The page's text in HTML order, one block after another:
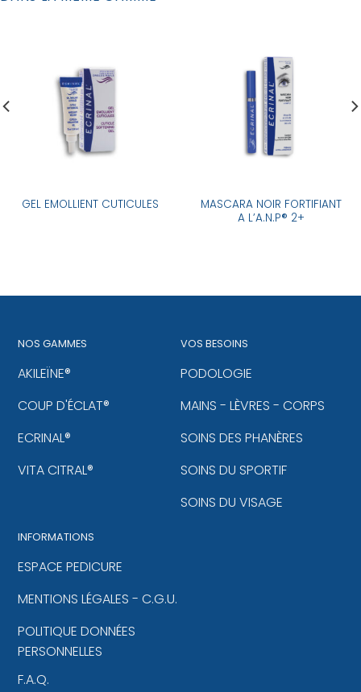
GEL EMOLLIENT CUTICULES
MASCARA NOIR FORTIFIANT
A L’A.N.P® 2+
NOS GAMMES
AKILEÏNE®
COUP D'ÉCLAT®
ECRINAL®
VITA CITRAL®
VOS BESOINS
PODOLOGIE
MAINS - LÈVRES - CORPS
SOINS DES PHANÈRES
SOINS DU SPORTIF
SOINS DU VISAGE
INFORMATIONS
ESPACE PEDICURE
MENTIONS LÉGALES - C.G.U.
POLITIQUE DONNÉES
PERSONNELLES
F.A.Q.